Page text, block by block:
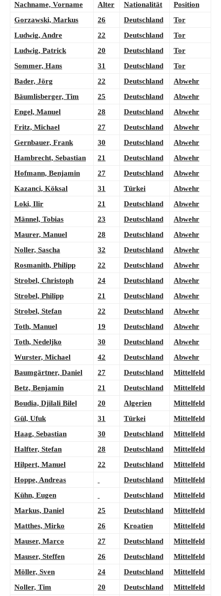
Nachname, Vorname Alter Nationalität
Position
Gorzawski, Markus
26 Deutschland
Tor
Ludwig, Andre
22 Deutschland
Tor
Ludwig, Patrick
20 Deutschland
Tor
Sommer, Hans
31 Deutschland
Tor
Bader, Jörg
22 Deutschland
Abwehr
Bäumlisberger, Tim
25 Deutschland
Abwehr
Engel, Manuel
28 Deutschland
Abwehr
Fritz, Michael
27 Deutschland
Abwehr
Gernbauer, Frank
30 Deutschland
Abwehr
Hambrecht, Sebastian
21 Deutschland
Abwehr
Hofmann, Benjamin
27 Deutschland
Abwehr
Kazanci, Köksal
31 Türkei
Abwehr
Loki, Ilir
21 Deutschland
Abwehr
Männel, Tobias
23 Deutschland
Abwehr
Maurer, Manuel
28 Deutschland
Abwehr
Noller, Sascha
32 Deutschland
Abwehr
Rosmanith, Philipp
22 Deutschland
Abwehr
Strobel, Christoph
24 Deutschland
Abwehr
Strobel, Philipp
21 Deutschland
Abwehr
Strobel, Stefan
22 Deutschland
Abwehr
Toth, Manuel
19 Deutschland
Abwehr
Toth, Nedeljko
30 Deutschland
Abwehr
Wurster, Michael
42 Deutschland
Abwehr
Baumgärtner, Daniel
27 Deutschland
Mittelfeld
Betz, Benjamin
21 Deutschland
Mittelfeld
Boudia, Djilali Bilel
20 Algerien
Mittelfeld
Gül, Ufuk
31 Türkei
Mittelfeld
Haag, Sebastian
30 Deutschland
Mittelfeld
Halfter, Stefan
28 Deutschland
Mittelfeld
Hilpert, Manuel
22 Deutschland
Mittelfeld
Hoppe, Andreas
Deutschland
Mittelfeld
Kühn, Eugen
Deutschland
Mittelfeld
Markus, Daniel
25 Deutschland
Mittelfeld
Matthes, Mirko
26 Kroatien
Mittelfeld
Mauser, Marco
27 Deutschland
Mittelfeld
Mauser, Steffen
26 Deutschland
Mittelfeld
Möller, Sven
24 Deutschland
Mittelfeld
Noller, Tim
20 Deutschland Mittelfeld